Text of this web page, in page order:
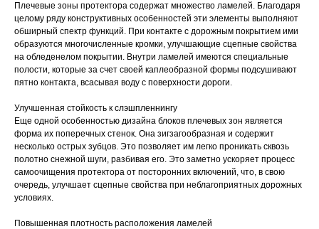
Плечевые зоны протектора содержат множество ламелей. Благодаря
целому ряду конструктивных особенностей эти элементы выполняют
обширный спектр функций. При контакте с дорожным покрытием ими
образуются многочисленные кромки, улучшающие сцепные свойства
на обледенелом покрытии. Внутри ламелей имеются специальные
полости, которые за счет своей каплеобразной формы подсушивают
пятно контакта, всасывая воду с поверхности дороги.
Улучшенная стойкость к слэшпленнингу
Еще одной особенностью дизайна блоков плечевых зон является
форма их поперечных стенок. Она зигзагообразная и содержит
несколько острых зубцов. Это позволяет им легко проникать сквозь
полотно снежной шуги, разбивая его. Это заметно ускоряет процесс
самоочищения протектора от посторонних включений, что, в свою
очередь, улучшает сцепные свойства при неблагоприятных дорожных
условиях.
Повышенная плотность расположения ламелей